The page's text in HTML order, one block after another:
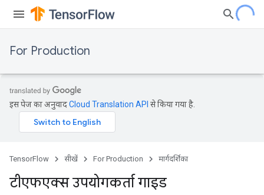
For Production
इस पेज का अनुवादCloud Translation API से किया गया है.
TensorFlow सीखें For Production मार्गदर्शिका
टीएफएक्स उपयोगकर्ता गाइड